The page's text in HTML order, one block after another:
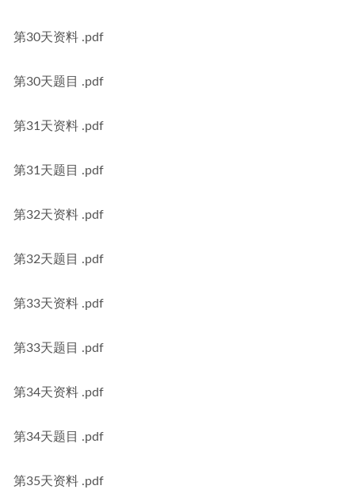
第30天资料 .pdf
第30天题目 .pdf
第31天资料 .pdf
第31天题目 .pdf
第32天资料 .pdf
第32天题目 .pdf
第33天资料 .pdf
第33天题目 .pdf
第34天资料 .pdf
第34天题目 .pdf
第35天资料 .pdf